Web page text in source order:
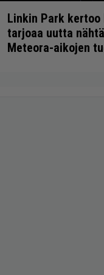
Linkin Park
tarjoaa uutta
Meteora-aikojen